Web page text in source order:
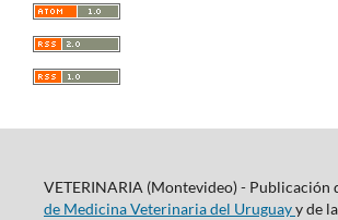
VETERINARIA (Montevideo) - Publicación
de Medicina Veterinaria del Uruguayy de la